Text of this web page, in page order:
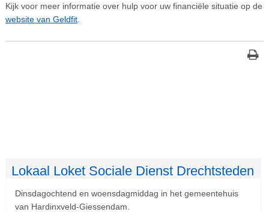
Kijk voor meer informatie over hulp voor uw financiële situatie op de
website van Geldfit.
Lokaal Loket Sociale Dienst Drechtsteden
Dinsdagochtend en woensdagmiddag in het gemeentehuis
van Hardinxveld-Giessendam.